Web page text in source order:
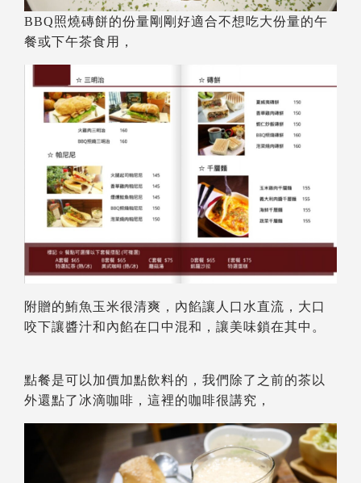
BBQ照燒磚餅的份量剛剛好適合不想吃大份量的午
餐或下午茶食用，
附贈的鮪魚玉米很清爽，內餡讓人口水直流，大口
咬下讓醬汁和內餡在口中混和，讓美味鎖在其中。
點餐是可以加價加點飲料的，我們除了之前的茶以
外還點了冰滴咖啡，這裡的咖啡很講究，